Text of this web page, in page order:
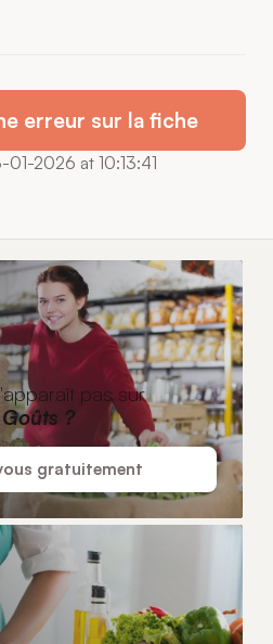
erreur sur la fiche
01-2026 at 10:13:41
pas sur
?
gratuitement